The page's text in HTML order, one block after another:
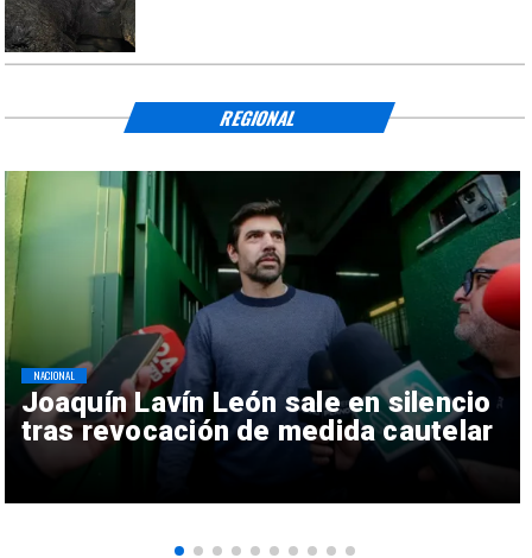
Joaquín Lavín León sale en silencio
tras revocación de medida cautelar
NACIONAL
REGIONAL